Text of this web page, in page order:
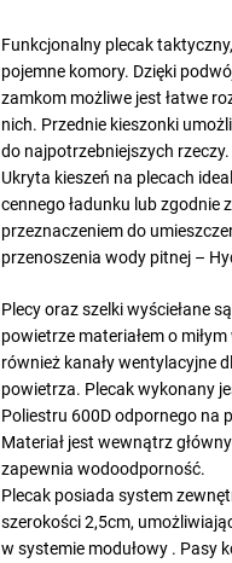
Funkcjonalny plecak
pojemne komory. Dzięki
zamkom możliwe jest łatwe
nich. Przednie kieszonki
do najpotrzebniejszych rzeczy.
Ukryta kieszeń na plecach
cennego ładunku lub zgodnie
przeznaczeniem do
przenoszenia wody pitnej –
Plecy oraz szelki wyściełane
powietrze materiałem o
również kanały wentylacyjne
powietrza. Plecak wykonany
Poliestru 600D odpornego na
Materiał jest wewnątrz
zapewnia wodoodporność.
Plecak posiada system
szerokości 2,5cm,
w systemie modułowy . Pasy